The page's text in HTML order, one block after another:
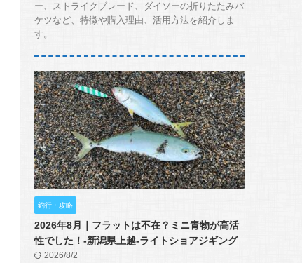
ー、ストライクブレード、ダイソーの折りたたみバ
ケツなど、特徴や購入理由、活用方法を紹介しま
す。
釣行・攻略
2026年8月｜フラットは不在？ミニ青物が高活
性でした！-新潟県上越-ライトショアジギング
2026/8/2